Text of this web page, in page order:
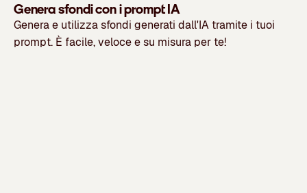
Genera sfondi con i prompt IA
Genera e utilizzasfondi generati dall'IAtramite i tuoi
prompt. È facile, veloce e su misura per te!